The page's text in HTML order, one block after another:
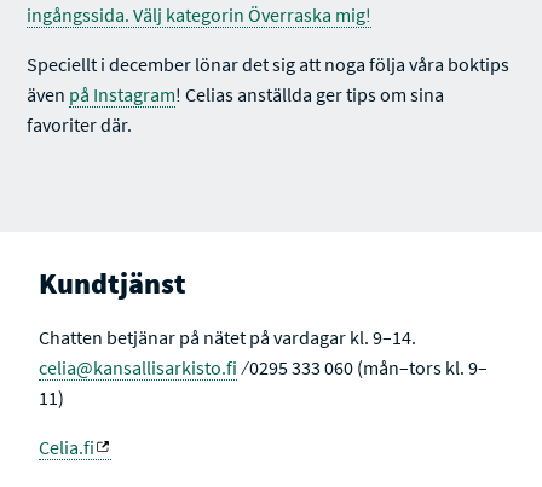
ingångssida. Välj kategorin Överraska mig!
Speciellt i december lönar det sig att noga följa våra boktips
även på Instagram! Celias anställda ger tips om sina
favoriter där.
Kundtjänst
Chatten betjänar på nätet på vardagar kl. 9–14.
celia@kansallisarkisto.fi ⁄ 0295 333 060 (mån–tors kl. 9–
11)
Celia.fi